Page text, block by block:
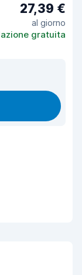
27,39 €
al giorno
gratuita